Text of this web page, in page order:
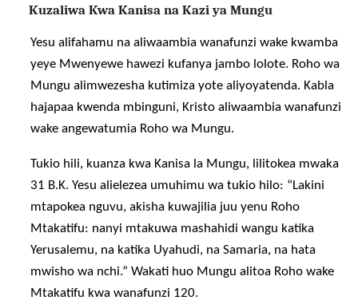
Kuzaliwa Kwa Kanisa na Kazi ya Mungu
Yesu alifahamu na aliwaambia wanafunzi wake kwamba
yeye Mwenyewe hawezi kufanya jambo lolote. Roho wa
Mungu alimwezesha kutimiza yote aliyoyatenda. Kabla
hajapaa kwenda mbinguni, Kristo aliwaambia wanafunzi
wake angewatumia Roho wa Mungu.
Tukio hili, kuanza kwa Kanisa la Mungu, lilitokea mwaka
31 B.K. Yesu alielezea umuhimu wa tukio hilo: “Lakini
mtapokea nguvu, akisha kuwajilia juu yenu Roho
Mtakatifu: nanyi mtakuwa mashahidi wangu katika
Yerusalemu, na katika Uyahudi, na Samaria, na hata
mwisho wa nchi.” Wakati huo Mungu alitoa Roho wake
Mtakatifu kwa wanafunzi 120.